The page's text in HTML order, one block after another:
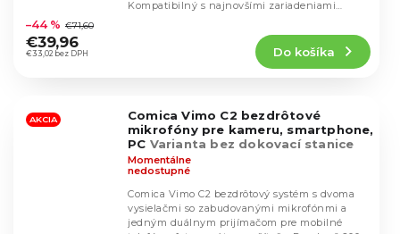
hodnotenie
produktu
je
hviezdičiek.
€33,02 bez DPH
–44 % €71,60
€39,96
Do košíka
Kompatibilný s najnovšími zariadeniami
AKCIA
Comica Vimo C2 bezdrôtové
mikrofóny pre kameru, smartphone,
PC Varianta bez dokovací stanice
Momentálne
nedostupné
Comica Vimo C2 bezdrôtový systém s dvoma
vysielačmi so zabudovanými mikrofónmi a
jedným duálnym prijímačom pre mobilné